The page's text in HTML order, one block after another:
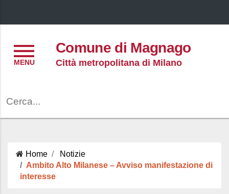
Comune di Magnago
Città metropolitana di Milano
Home
Notizie
Ambito Alto Milanese – Avviso manifestazione di
interesse